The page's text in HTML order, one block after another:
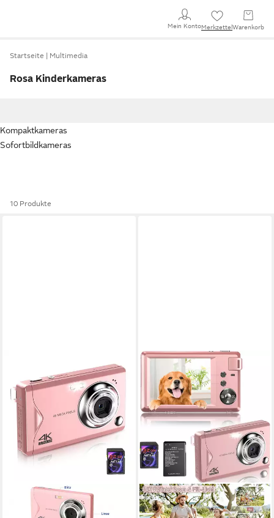
Mein KontoMerkzettel Warenkorb
Startseite Multimedia
Rosa Kinderkameras
Kompaktkameras
Sofortbildkameras
10 Produkte